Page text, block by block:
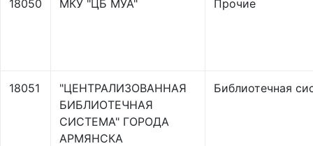
18050 МКУ "ЦБ МУА" Прочие
18051
"ЦЕНТРАЛИЗОВАННАЯ
БИБЛИОТЕЧНАЯ
СИСТЕМА" ГОРОДА
АРМЯНСКА
Библиотечная